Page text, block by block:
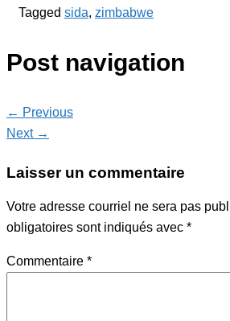
Tagged sida, zimbabwe
Post navigation
← Previous
Next →
Laisser un commentaire
Votre adresse courriel ne sera pas
obligatoires sont indiqués avec *
Commentaire *